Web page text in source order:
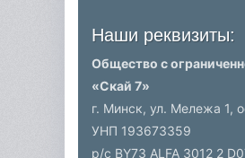
Наши реквизиты:
Общество с
«Скай 7»
г. Минск, ул. Мележа 1,
УНП 193673359
р/c BY73 ALFA 3012 2